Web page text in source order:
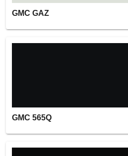
GMC GAZ
GMC 565Q